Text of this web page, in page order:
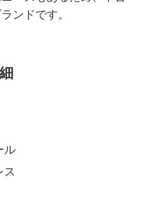
ンドです。
ル
ス